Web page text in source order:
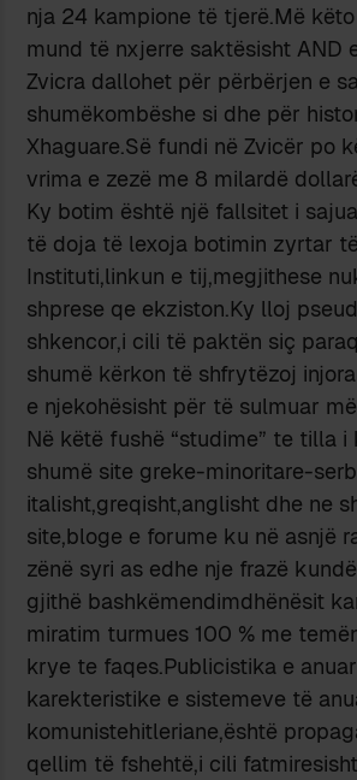
nja 24 kampione të tjerë.Më
mund të nxjerre saktësisht AND
Zvicra dallohet për përbërjen e
shumëkombëshe si dhe për
Xhaguare.Së fundi në Zvicër po
vrima e zezë me 8 milardë
Ky botim është një fallsitet i
të doja të lexoja botimin zyrtar
Instituti,linkun e tij,megjithese
shprese qe ekziston.Ky lloj
shkencor,i cili të paktën siç
shumë kërkon të shfrytëzoj
e njekohësisht për të sulmuar
Në këtë fushë “studime” te tilla i
shumë site greke-minoritare-
italisht,greqisht,anglisht dhe ne
site,bloge e forume ku në asnjë
zënë syri as edhe nje frazë
gjithë bashkëmendimdhënësit
miratim turmues 100 % me
krye te faqes.Publicistika e
karekteristike e sistemeve të
komunistehitleriane,është
qellim të fshehtë,i cili